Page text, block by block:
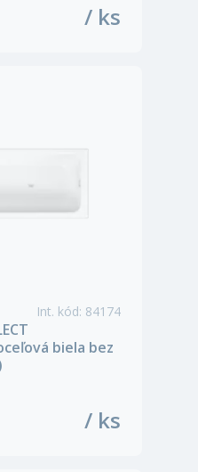
/ ks
Int. kód: 84174
biela bez
/ ks